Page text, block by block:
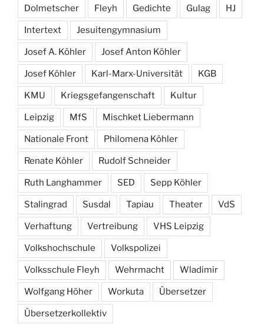
Dolmetscher Fleyh Gedichte Gulag HJ
Intertext Jesuitengymnasium
Josef A. Köhler Josef Anton Köhler
Josef Köhler Karl-Marx-Universität KGB
KMU Kriegsgefangenschaft Kultur
Leipzig MfS Mischket Liebermann
Nationale Front Philomena Köhler
Renate Köhler Rudolf Schneider
Ruth Langhammer SED Sepp Köhler
Stalingrad Susdal Tapiau Theater VdS
Verhaftung Vertreibung VHS Leipzig
Volkshochschule Volkspolizei
Volksschule Fleyh Wehrmacht Wladimir
Wolfgang Höher Workuta Übersetzer
Übersetzerkollektiv